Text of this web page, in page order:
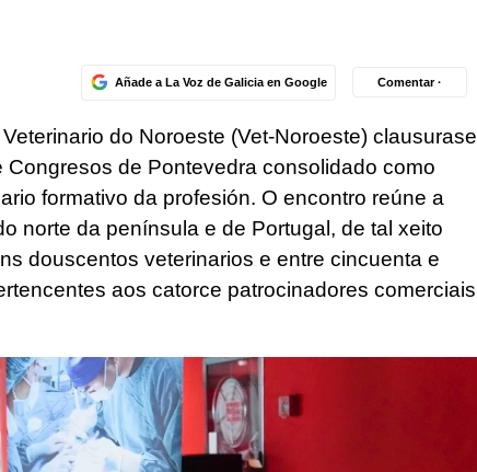
Añade a La Voz de Galicia en Google Comentar ·
do Noroeste (Vet-Noroeste) clausurase
de Pontevedra consolidado como
formativo da profesión. O encontro reúne a
norte da península e de Portugal, de tal xeito
douscentos veterinarios e entre cincuenta e
aos catorce patrocinadores comerciais